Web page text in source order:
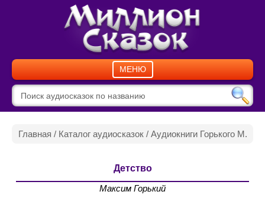
МЕНЮ
Главная / Каталог аудиосказок/ Аудиокниги Горького М.
Детство
Максим Горький